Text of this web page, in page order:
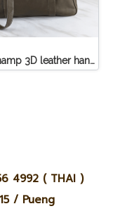
Long Champ 3D leather handbag
4992 ( THAI )
/ Pueng